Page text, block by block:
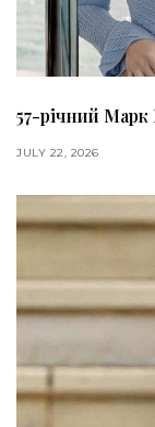
57-річний
JULY 22, 2026